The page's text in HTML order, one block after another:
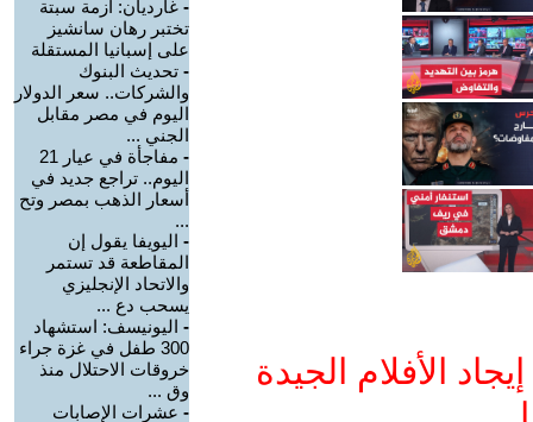
الأفلام الجيدة
- غارديان: أزمة سبتة
تختبر رهان سانشيز
على إسبانيا المستقلة
- تحديث البنوك
والشركات.. سعر الدولار
اليوم في مصر مقابل
الجني ...
-
مفاجأة في عيار 21
اليوم.. تراجع جديد في
أسعار الذهب بمصر وتح
...
- اليويفا يقول إن
المقاطعة قد تستمر
والاتحاد الإنجليزي
يسحب دع ...
- اليونيسف: استشهاد
300 طفل في غزة جراء
خروقات الاحتلال منذ
وق ...
- عشرات الإصابات